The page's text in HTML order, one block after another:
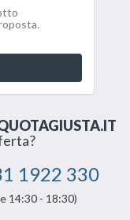
1922 330
14:30 - 18:30)